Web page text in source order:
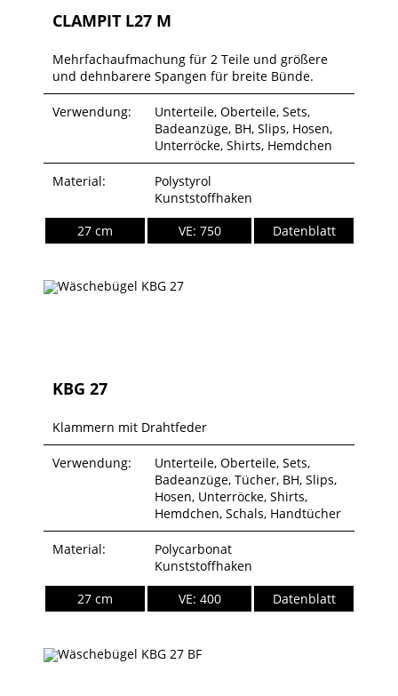
CLAMPIT L27 M
Mehrfachaufmachung für 2 Teile und größere
und dehnbarere Spangen für breite Bünde.
Verwendung:
Unterteile, Oberteile, Sets,
Badeanzüge, BH, Slips, Hosen,
Unterröcke, Shirts, Hemdchen
Material:
Polystyrol
Kunststoffhaken
27 cm
VE: 750 Datenblatt
KBG 27
Klammern mit Drahtfeder
Verwendung:
Unterteile, Oberteile, Sets,
Badeanzüge, Tücher, BH, Slips,
Hosen, Unterröcke, Shirts,
Hemdchen, Schals, Handtücher
Material:
Polycarbonat
Kunststoffhaken
27 cm
VE: 400 Datenblatt